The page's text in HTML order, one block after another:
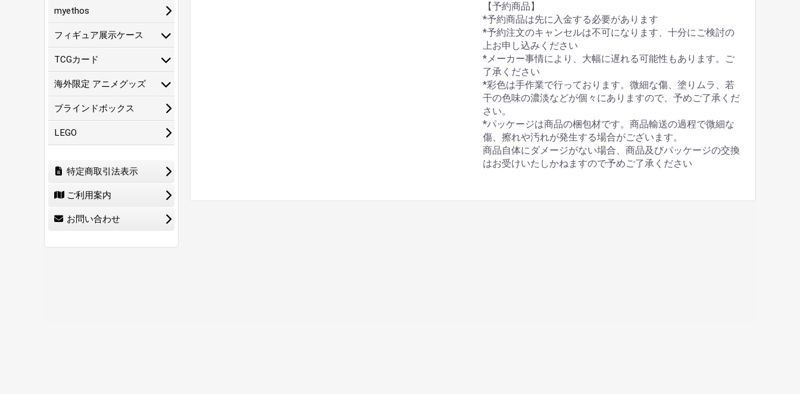
myethos
フィギュア展示ケース
TCGカード
海外限定 アニメグッズ
ブラインドボックス
LEGO
特定商取引法表示
ご利用案内
お問い合わせ
【予約商品】
*予約商品は先に入金する必要があります
*予約注文のキャンセルは不可になります、十分にご検討の
上お申し込みください
*メーカー事情により、大幅に遅れる可能性もあります。ご
了承ください
*彩色は手作業で行っております。微細な傷、塗りムラ、若
干の色味の濃淡などが個々にありますので、予めご了承くだ
さい。
*パッケージは商品の梱包材です。商品輸送の過程で微細な
傷、擦れや汚れが発生する場合がございます。
商品自体にダメージがない場合、商品及びパッケージの交換
はお受けいたしかねますので予めご了承ください